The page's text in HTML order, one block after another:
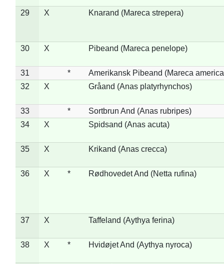
29 X Knarand (Mareca strepera)
30 X Pibeand (Mareca penelope)
31 *
Amerikansk Pibeand (Mareca
32
X Gråand (Anas platyrhynchos)
33 *
Sortbrun And (Anas rubripes)
34
X Spidsand (Anas acuta)
35 X Krikand (Anas crecca)
36 X * Rødhovedet And (Netta rufina)
37 X Taffeland (Aythya ferina)
38 X * Hvidøjet And (Aythya nyroca)